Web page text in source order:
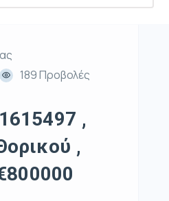
189 Προβολές
,
,